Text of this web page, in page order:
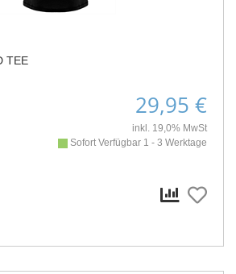
TEE
29,95 €
inkl. 19,0% MwSt
Sofort Verfügbar 1 - 3 Werktage